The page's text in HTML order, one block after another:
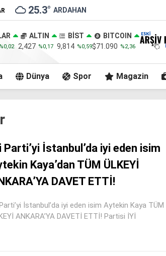
25.3° ARDAHAN
%0,02
ALTIN
2,427 %0,17
BİST
9,814 %0,59
BITCOIN
$71.090 %2,36
Dünya Spor Magazin
Parti’yi İstanbul’da iyi eden isim
Kaya’dan TÜM ÜLKEYİ
DAVET ETTİ!
İstanbul’da iyi eden isim Aytekin Kaya TÜM
ANKARA’YA DAVETİ ETTİ! Partisi İYİ